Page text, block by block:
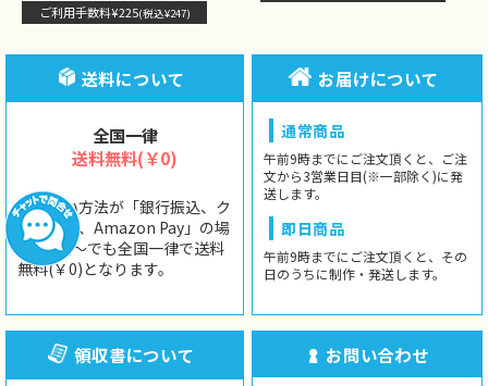
ご利用手数料¥225(税込¥247)
送料について
全国一律
送料無料(￥0)
お支払い方法が「銀行振込、ク
レジット、Amazon Pay」の場
合、1枚〜でも全国一律で送料
無料(￥0)となります。
お届けについて
通常商品
午前9時までにご注文頂くと、ご注
文から3営業日目(※一部除く)に発
送します。
即日商品
午前9時までにご注文頂くと、その
日のうちに制作・発送します。
領収書について お問い合わせ